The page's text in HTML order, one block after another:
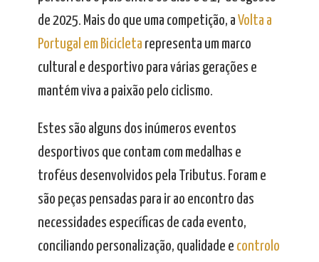
de 2025. Mais do que uma competição, a Volta a
Portugal em Bicicleta representa um marco
cultural e desportivo para várias gerações e
mantém viva a paixão pelo ciclismo.
Estes são alguns dos inúmeros eventos
desportivos que contam com medalhas e
troféus desenvolvidos pela Tributus. Foram e
são peças pensadas para ir ao encontro das
necessidades específicas de cada evento,
conciliando personalização, qualidade e controlo